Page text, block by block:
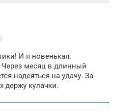
И я новенькая.
месяц в длинный
надеяться на удачу. За
держу кулачки.